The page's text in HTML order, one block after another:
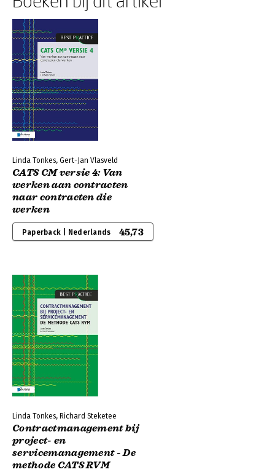
Linda Tonkes, Gert-Jan Vlasveld
CATS CM versie 4: Van
werken aan contracten
naar contracten die
werken
Paperback | Nederlands 45,73
Linda Tonkes, Richard Steketee
Contractmanagement bij
project- en
servicemanagement - De
methode CATS RVM